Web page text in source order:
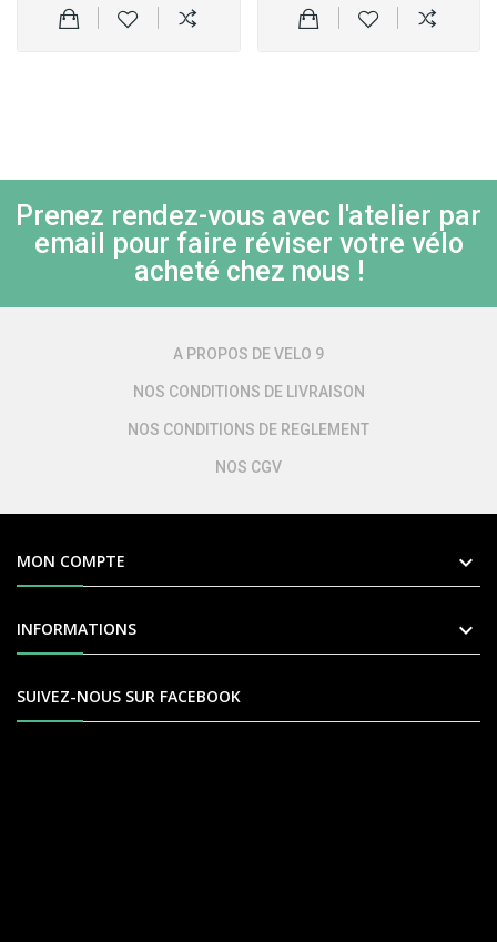
Prenez rendez-vous avec l'atelier par
email pour faire réviser votre vélo
acheté chez nous !
A PROPOS DE VELO 9
NOS CONDITIONS DE LIVRAISON
NOS CONDITIONS DE REGLEMENT
NOS CGV
MON COMPTE 
INFORMATIONS 
SUIVEZ-NOUS SUR FACEBOOK